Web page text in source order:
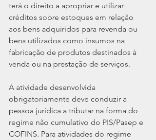
terá o direito a apropriar e utilizar
créditos sobre estoques em relação
aos bens adquiridos para revenda ou
bens utilizados como insumos na
fabricação de produtos destinados à
venda ou na prestação de serviços.
A atividade desenvolvida
obrigatoriamente deve conduzir a
pessoa jurídica a tributar na forma do
regime não cumulativo do PIS/Pasep e
COFINS. Para atividades do regime